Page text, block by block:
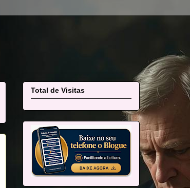
Total de Visitas